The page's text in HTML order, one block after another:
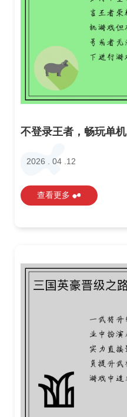
不登录王者，畅玩单机
2026 . 04 .12
查看更多